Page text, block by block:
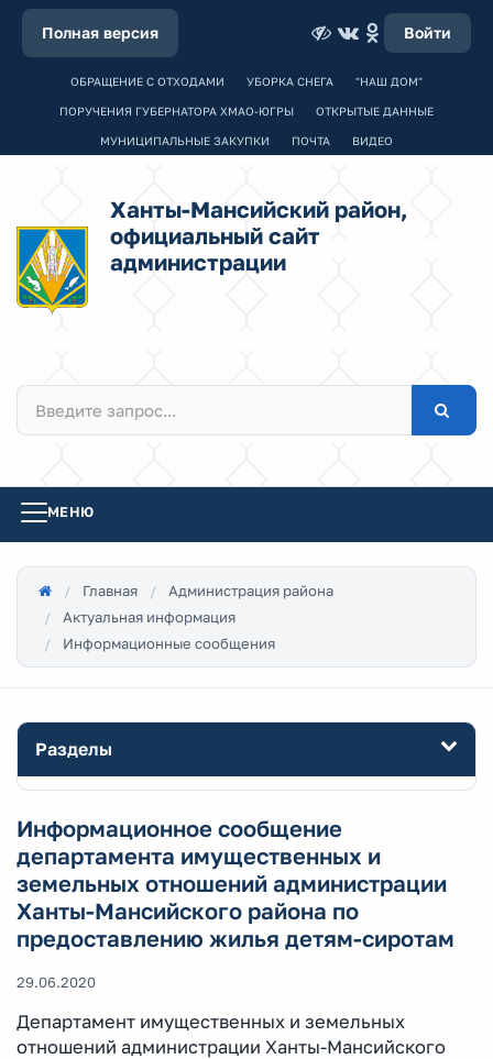
Полная версия Войти
ОБРАЩЕНИЕ С ОТХОДАМИ УБОРКА СНЕГА "НАШ ДОМ"
ПОРУЧЕНИЯ ГУБЕРНАТОРА ХМАО-ЮГРЫ ОТКРЫТЫЕ ДАННЫЕ
МУНИЦИПАЛЬНЫЕ ЗАКУПКИ ПОЧТА ВИДЕО
Ханты-Мансийский район,
официальный сайт
администрации
МЕНЮ
Главная
Администрация района
Актуальная информация
Информационные сообщения
Разделы
Информационное сообщение
департамента имущественных и
земельных отношений администрации
Ханты-Мансийского района по
предоставлению жилья детям-сиротам
29.06.2020
Департамент имущественных и земельных
отношений администрации Ханты-Мансийского